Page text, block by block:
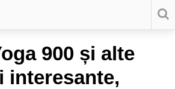
900 și alte
interesante,